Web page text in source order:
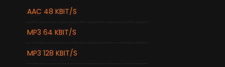
AAC 48 KBIT/S
MP3 64 KBIT/S
MP3 128 KBIT/S